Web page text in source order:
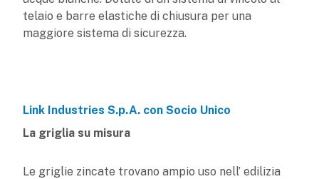
telaio e barre elastiche di chiusura per una
maggiore sistema di sicurezza.
Link Industries S.p.A. con Socio Unico
La griglia su misura
Le griglie zincate trovano ampio uso nell’ edilizia